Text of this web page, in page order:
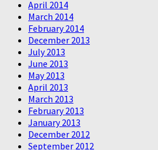
April 2014
March 2014
February 2014
December 2013
July 2013
June 2013
May 2013
April 2013
March 2013
February 2013
January 2013
December 2012
September 2012